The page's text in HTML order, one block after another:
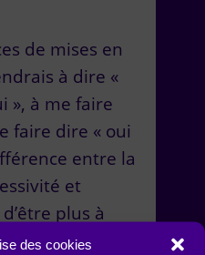
des cookies
de mises en
à dire «
», à me faire
faire dire « oui
entre la
et
plus à
j’ai à